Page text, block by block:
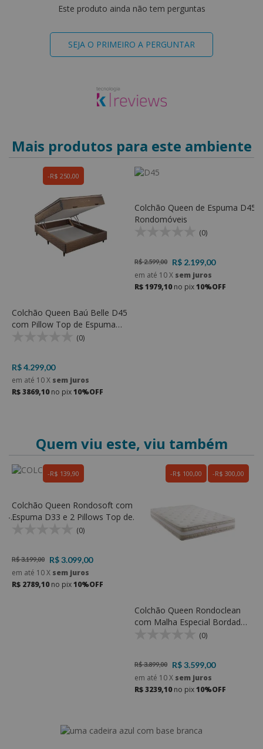
Este produto ainda não tem perguntas
SEJA O PRIMEIRO A PERGUNTAR
Mais produtos para este ambiente
R$ 250,00
Colchão Queen Baú Belle D45
com Pillow Top de Espuma
D23 Soft e Espuma D45 -
(0)
R$ 4.299,00
em até 10X sem juros
R$ 3869,10no pix10%OFF
Colchão Queen de Espuma D45 -
Rondomóveis
(0)
R$ 2.599,00
R$ 2.199,00
em até 10X sem juros
R$ 1979,10no pix10%OFF
Quem viu este, viu também
R$ 139,90 R$ 100,00
Colchão Queen Rondosoft com
Espuma D33 e 2 Pillows Top de
Espuma D23 Soft(0)
R$ 3.199,00
R$ 3.099,00
em até 10X sem juros
R$ 2789,10no pix10%OFF
R$ 300,00
Colchão Queen Rondoclean
com Malha Especial Bordada
(0)
R$ 3.899,00
R$ 3.599,00
em até 10X sem juros
R$ 3239,10no pix10%OFF